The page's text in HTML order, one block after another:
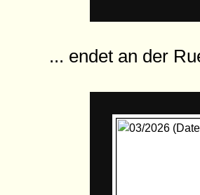
... endet an der